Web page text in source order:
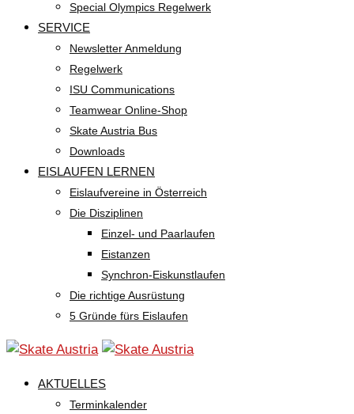
Special Olympics Regelwerk
SERVICE
Newsletter Anmeldung
Regelwerk
ISU Communications
Teamwear Online-Shop
Skate Austria Bus
Downloads
EISLAUFEN LERNEN
Eislaufvereine in Österreich
Die Disziplinen
Einzel- und Paarlaufen
Eistanzen
Synchron-Eiskunstlaufen
Die richtige Ausrüstung
5 Gründe fürs Eislaufen
AKTUELLES
Terminkalender